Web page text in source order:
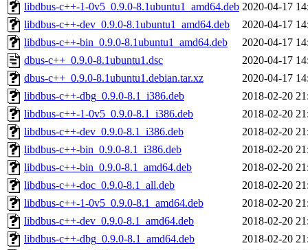
libdbus-c++-1-0v5_0.9.0-8.1ubuntu1_amd64.deb 2020-04-17
libdbus-c++-dev_0.9.0-8.1ubuntu1_amd64.deb
2020-04-17
libdbus-c++-bin_0.9.0-8.1ubuntu1_amd64.deb
2020-04-17
dbus-c++_0.9.0-8.1ubuntu1.dsc
2020-04-17
dbus-c++_0.9.0-8.1ubuntu1.debian.tar.xz
2020-04-17
libdbus-c++-dbg_0.9.0-8.1_i386.deb
2018-02-20
libdbus-c++-1-0v5_0.9.0-8.1_i386.deb
2018-02-20
libdbus-c++-dev_0.9.0-8.1_i386.deb
2018-02-20
libdbus-c++-bin_0.9.0-8.1_i386.deb
2018-02-20
libdbus-c++-bin_0.9.0-8.1_amd64.deb
2018-02-20
libdbus-c++-doc_0.9.0-8.1_all.deb
2018-02-20
libdbus-c++-1-0v5_0.9.0-8.1_amd64.deb
2018-02-20
libdbus-c++-dev_0.9.0-8.1_amd64.deb
2018-02-20
libdbus-c++-dbg_0.9.0-8.1_amd64.deb
2018-02-20